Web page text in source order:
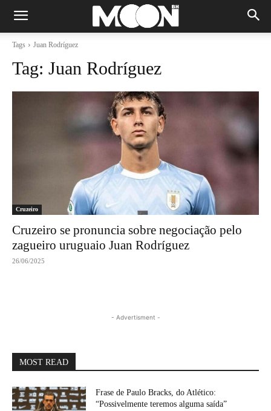
Tags Juan Rodríguez
Tag: Juan Rodríguez
Cruzeiro
Cruzeiro se pronuncia sobre negociação pelo
zagueiro uruguaio Juan Rodríguez
26/06/2025
- Advertisment -
MOST READ
Frase de Paulo Bracks, do Atlético:
“Possivelmente teremos alguma saída”